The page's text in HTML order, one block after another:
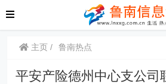
主页 鲁南热点
平安产险德州中心支公司